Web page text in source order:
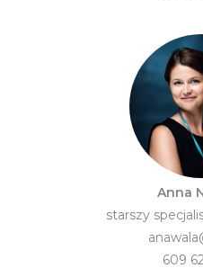
Anna
starszy
609